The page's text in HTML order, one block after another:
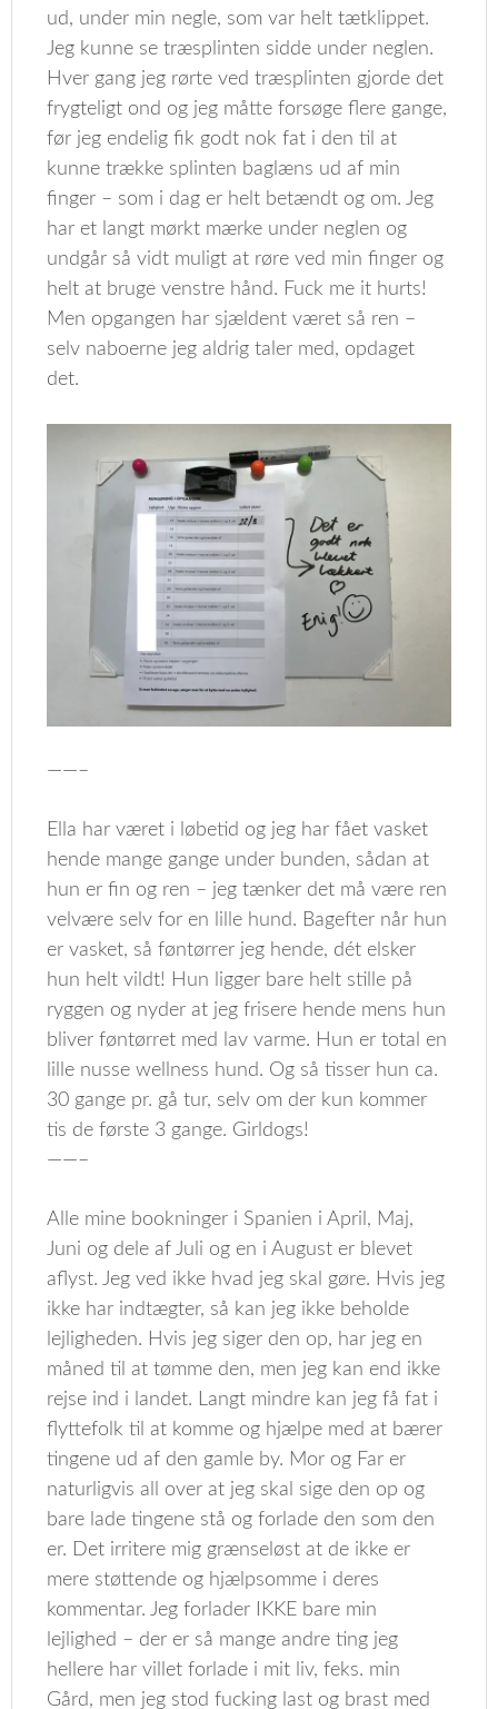
ud, under min negle, som var helt tætklippet.
Jeg kunne se træsplinten sidde under neglen.
Hver gang jeg rørte ved træsplinten gjorde det
frygteligt ond og jeg måtte forsøge flere gange,
før jeg endelig fik godt nok fat i den til at
kunne trække splinten baglæns ud af min
finger – som i dag er helt betændt og om. Jeg
har et langt mørkt mærke under neglen og
undgår så vidt muligt at røre ved min finger og
helt at bruge venstre hånd. Fuck me it hurts!
Men opgangen har sjældent været så ren –
selv naboerne jeg aldrig taler med, opdaget
det.
——–
Ella har været i løbetid og jeg har fået vasket
hende mange gange under bunden, sådan at
hun er fin og ren – jeg tænker det må være ren
velvære selv for en lille hund. Bagefter når hun
er vasket, så føntørrer jeg hende, dét elsker
hun helt vildt! Hun ligger bare helt stille på
ryggen og nyder at jeg frisere hende mens hun
bliver føntørret med lav varme. Hun er total en
lille nusse wellness hund. Og så tisser hun ca.
30 gange pr. gå tur, selv om der kun kommer
tis de første 3 gange. Girldogs!
——–
Alle mine bookninger i Spanien i April, Maj,
Juni og dele af Juli og en i August er blevet
aflyst. Jeg ved ikke hvad jeg skal gøre. Hvis jeg
ikke har indtægter, så kan jeg ikke beholde
lejligheden. Hvis jeg siger den op, har jeg en
måned til at tømme den, men jeg kan end ikke
rejse ind i landet. Langt mindre kan jeg få fat i
flyttefolk til at komme og hjælpe med at bærer
tingene ud af den gamle by. Mor og Far er
naturligvis all over at jeg skal sige den op og
bare lade tingene stå og forlade den som den
er. Det irritere mig grænseløst at de ikke er
mere støttende og hjælpsomme i deres
kommentar. Jeg forlader IKKE bare min
lejlighed – der er så mange andre ting jeg
hellere har villet forlade i mit liv, feks. min
Gård, men jeg stod fucking last og brast med